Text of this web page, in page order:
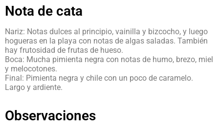
Nota de cata
Nariz: Notas dulces al principio, vainilla y bizcocho, y luego
hogueras en la playa con notas de algas saladas. También
hay frutosidad de frutas de hueso.
Boca: Mucha pimienta negra con notas de humo, brezo, miel
y melocotones.
Final: Pimienta negra y chile con un poco de caramelo.
Largo y ardiente.
Observaciones